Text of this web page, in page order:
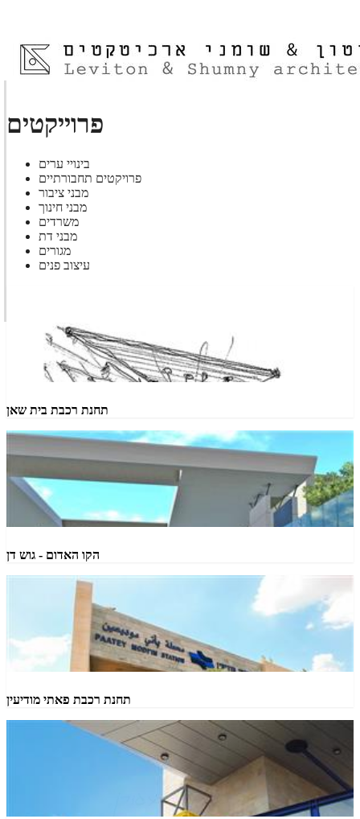
פרוייקטים
בינויי ערים
פרויקטים תחבורתיים
מבני ציבור
מבני חינוך
משרדים
מבני דת
מגורים
עיצוב פנים
תחנת רכבת בית שאן
הקו האדום - גוש דן
תחנת רכבת פאתי מודיעין